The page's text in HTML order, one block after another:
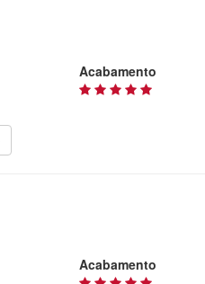
Acabamento
Acabamento